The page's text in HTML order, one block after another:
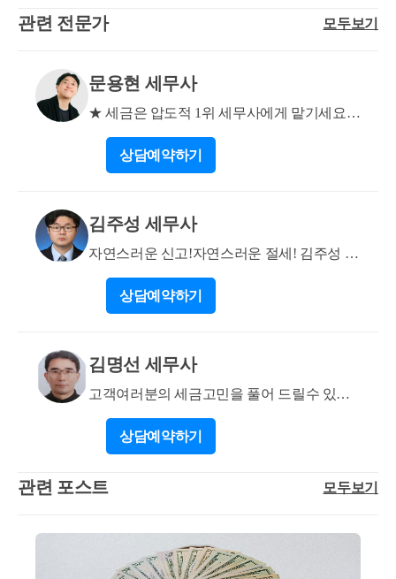
표적인 입증자료는 그 당시의 통화기지국내역, 카드사
박스 등이 있습니다. 해당 자료들을 최대한 모아서 별
도세대였다는 점만 입증을 한다면 거주 없이도 1세대
1주택 양도세 비과세 가능합니다. 도움이 되셨길 바랍
니다. 감사합니다. * 보다 궁금한 사항이 있으실 경우,
02 6403 9250 또는 cta_moonyh@naver.com으로 연락을
소득세법 시행령 제154조 제1항 제5호에 따라 2년 거
년 5월)에 조정대상지역이었더라도 해당 규정 덕분에
거주 기간 없이 2년 보유 요건(실제 8년 보유)만으로 양
도소득세 비과세를 적용받으실 수 있습니다. 그리고
"비조정지역 당시 계약 체결 사실"과 "계약일 현재 무
주택 세대"였음을 증명하기 위하여 제출해야 할 서류
들은 아래와 같으며, 신고 시 첨부하여 제출하면 아무
약 및 양도 증빙 서류 (거주 요건 배제용) - 분양계약서
복사본 (2015년 6월 작성) - 아파트 매도 매매계약서 복
사본 (2026년 6월 작성) - 2015년 6월 계약금 송금 이체
증빙증 또는 통장 거래내역서 - 분양대금 납부 확인서
(시행사 또는 조합 발급) 2. 계약 당시 무주택 증빙 서류
전체 세목 포함) - 주민등록표 등본 및 초본 (과거 주소
변동 이력 및 세대주 관계 포함)
관련 전문가 모두보기
문용현 세무사
★ 세금은 압도적 1위 세무사에게 맡기세요!
상담예약하기
김주성 세무사
자연스러운 신고!자연스러운 절세! 김주성 세
무사 입니다
상담예약하기
김명선 세무사
고객여러분의 세금고민을 풀어 드릴수 있는
지식과 경험유
상담예약하기
관련 포스트 모두보기